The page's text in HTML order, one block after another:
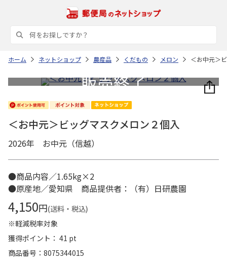
ホーム ネットショップ 農産品 くだもの メロン ＜お中元＞
＜お中元＞ビッグマスクメロン２個入
2026年 お中元（信越）
●商品内容／1.65kg×2
●原産地／愛知県 商品提供者：（有）日研農園
4,150円(送料・税込)
※軽減税率対象
獲得ポイント： 41 pt
商品番号
8075344015